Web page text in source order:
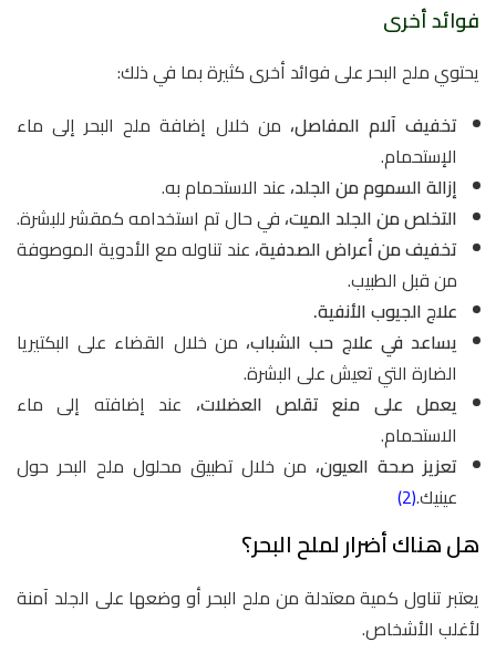
فوائد أخرى
يحتوي ملح البحر على فوائد أخرى كثيرة بما في ذلك:
تخفيف آلام المفاصل، من خلال إضافة ملح البحر إلى ماء
الإستحمام.
إزالة السموم من الجلد،عند الاستحمام به.
التخلص من الجلد الميت،في حال تم استخدامه كمقشر للبشرة.
تخفيف من أعراض الصدفية،عند تناوله مع الأدوية الموصوفة
من قبل الطبيب.
علاج الجيوب الأنفية.
يساعد في علاج حب الشباب،من خلال القضاء على البكتيريا
الضارة التي تعيش على البشرة.
يعمل على منع تقلص العضلات، عند إضافته إلى ماء
الاستحمام.
تعزيز صحة العيون،من خلال تطبيق محلول ملح البحر حول
عينيك.(2)
هل هناك أضرار لملح البحر؟
يعتبر تناول كمية معتدلة من ملح البحر أو وضعها على الجلد آمنة
لأغلب الأشخاص.